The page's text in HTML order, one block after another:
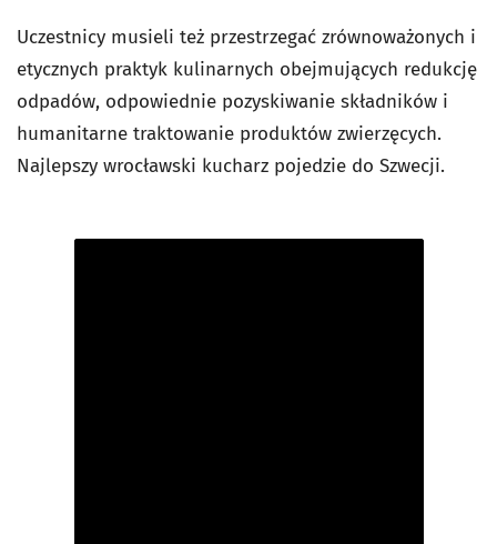
Uczestnicy musieli też przestrzegać zrównoważonych i
etycznych praktyk kulinarnych obejmujących redukcję
odpadów, odpowiednie pozyskiwanie składników i
humanitarne traktowanie produktów zwierzęcych.
Najlepszy wrocławski kucharz pojedzie do Szwecji.